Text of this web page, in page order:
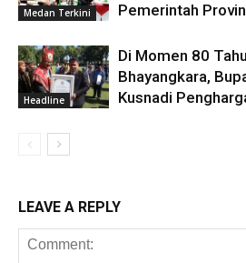
Medan Terkini
Pemerintah
Headline
Di Momen 80
Bhayangkara,
Kusnadi
LEAVE A REPLY